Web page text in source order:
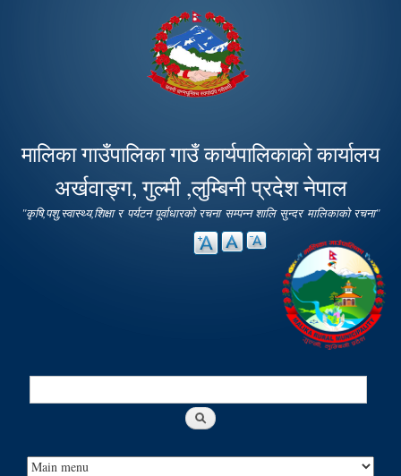
main
content
मालिका गाउँपालिका गाउँ कार्यपालिकाको कार्यालय
अर्खवाङ्ग, गुल्मी ,लुम्बिनी प्रदेश नेपाल
"कृषि,पशु,स्वास्थ्य,शिक्षा र पर्यटन पूर्वाधारको रचना सम्पन्न शालि सुन्दर मालिकाको रचना"
Search